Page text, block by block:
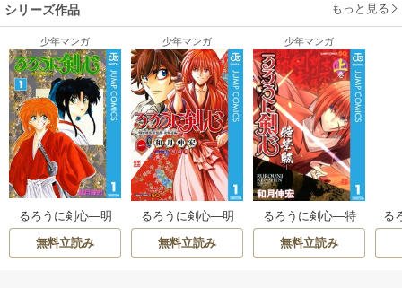
シリーズ作品 もっと見る
少年マンガ
るろうに剣心―明
治剣客浪漫譚― モ
ノクロ版
無料立読み
少年マンガ
るろうに剣心―明
治剣客浪漫譚・北
海道編―
無料立読み
少年マンガ
るろうに剣心―特
筆版―
無料立読み
る